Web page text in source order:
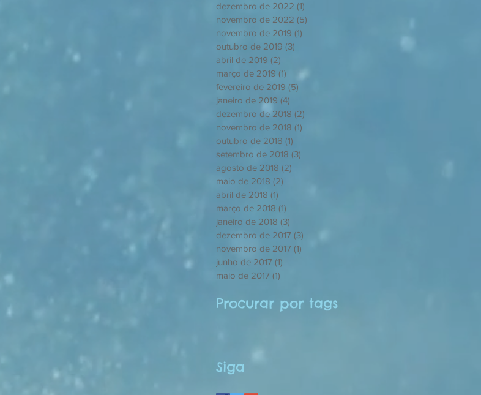
dezembro de 2022 (1)
novembro de 2022 (5)
novembro de 2019 (1)
outubro de 2019 (3)
abril de 2019 (2)
março de 2019 (1) 1 post
fevereiro de 2019 (5)
janeiro de 2019 (4)
dezembro de 2018 (2)
novembro de 2018 (1)
outubro de 2018 (1)
setembro de 2018 (3)
agosto de 2018 (2)
maio de 2018 (2)
abril de 2018 (1)
março de 2018 (1)
janeiro de 2018 (3)
dezembro de 2017 (3)
novembro de 2017 (1)
junho de 2017 (1)
maio de 2017 (1)
Procurar por tags
Siga